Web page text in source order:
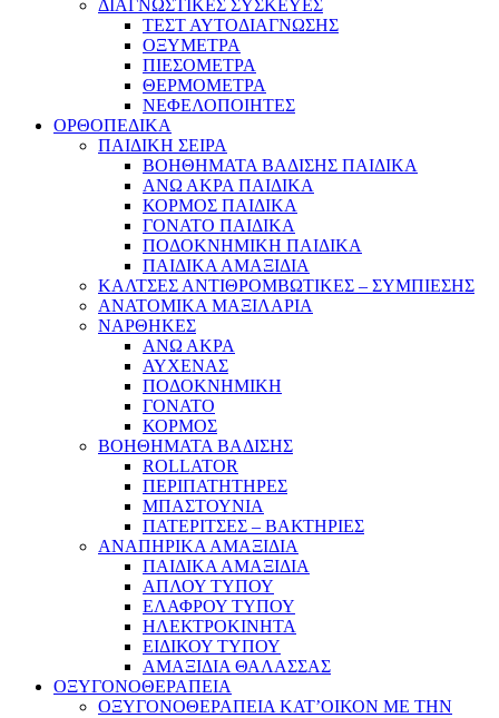
ΔΙΑΓΝΩΣΤΙΚΕΣ ΣΥΣΚΕΥΕΣ
ΤΕΣΤ ΑΥΤΟΔΙΑΓΝΩΣΗΣ
ΟΞΥΜΕΤΡΑ
ΠΙΕΣΟΜΕΤΡΑ
ΘΕΡΜΟΜΕΤΡΑ
ΝΕΦΕΛΟΠΟΙΗΤΕΣ
ΟΡΘΟΠΕΔΙΚΑ
ΠΑΙΔΙΚΗ ΣΕΙΡΑ
ΒΟΗΘΗΜΑΤΑ ΒΑΔΙΣΗΣ ΠΑΙΔΙΚΑ
ΑΝΩ ΑΚΡΑ ΠΑΙΔΙΚΑ
ΚΟΡΜΟΣ ΠΑΙΔΙΚΑ
ΓΟΝΑΤΟ ΠΑΙΔΙΚΑ
ΠΟΔΟΚΝΗΜΙΚΗ ΠΑΙΔΙΚΑ
ΠΑΙΔΙΚΑ ΑΜΑΞΙΔΙΑ
ΚΑΛΤΣΕΣ ΑΝΤΙΘΡΟΜΒΩΤΙΚΕΣ – ΣΥΜΠΙΕΣΗΣ
ΑΝΑΤΟΜΙΚΑ ΜΑΞΙΛΑΡΙΑ
ΝΑΡΘΗΚΕΣ
ΑΝΩ ΑΚΡΑ
ΑΥΧΕΝΑΣ
ΠΟΔΟΚΝΗΜΙΚΗ
ΓΟΝΑΤΟ
ΚΟΡΜΟΣ
ΒΟΗΘΗΜΑΤΑ ΒΑΔΙΣΗΣ
ROLLATOR
ΠΕΡΙΠΑΤΗΤΗΡΕΣ
ΜΠΑΣΤΟΥΝΙΑ
ΠΑΤΕΡΙΤΣΕΣ – ΒΑΚΤΗΡΙΕΣ
ΑΝΑΠΗΡΙΚΑ ΑΜΑΞΙΔΙΑ
ΠΑΙΔΙΚΑ ΑΜΑΞΙΔΙΑ
ΑΠΛΟΥ ΤΥΠΟΥ
ΕΛΑΦΡΟΥ ΤΥΠΟΥ
ΗΛΕΚΤΡΟΚΙΝΗΤΑ
ΕΙΔΙΚΟΥ ΤΥΠΟΥ
ΑΜΑΞΙΔΙΑ ΘΑΛΑΣΣΑΣ
ΟΞΥΓΟΝΟΘΕΡΑΠΕΙΑ
ΟΞΥΓΟΝΟΘΕΡΑΠΕΙΑ ΚΑΤ’ΟΙΚΟΝ ΜΕ ΤΗΝ